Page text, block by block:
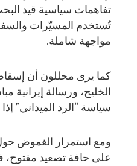
تفاهمات سياسية قيد
تُستخدم المسيّرات
مواجهة شاملة.
كما يرى محللون أن إسقاط
الخليج، ورسالة إيرانية
سياسة “الرد الميداني”
ومع استمرار الغموض حول
على حافة تصعيد